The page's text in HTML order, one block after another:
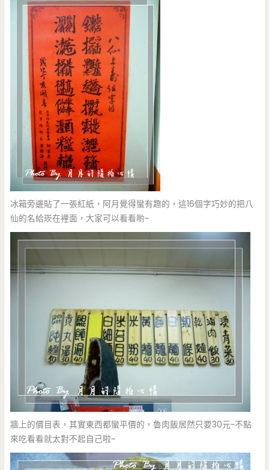
冰箱旁邊貼了一張紅紙，阿月覺得蠻有趣的，這16個字巧妙的把八
仙的名給崁在裡面，大家可以看看喲~
牆上的價目表，其實東西都蠻平價的，魯肉飯居然只要30元~不點
來吃看看就太對不起自己啦~